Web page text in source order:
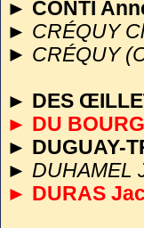
► CONTI
► CRÉQUY
► CRÉQUY
► DES
► DU
► DUGUAY-
► DUHAMEL
► DURAS